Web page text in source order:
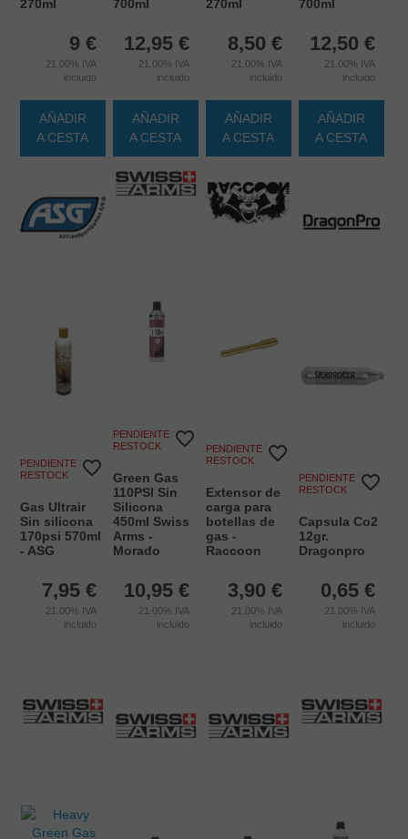
270ml
9 €
21.00% IVA
incluido
AÑADIR
A CESTA
700ml
12,95 €
21.00% IVA
incluido
AÑADIR
A CESTA
270ml
8,50 €
21.00% IVA
incluido
AÑADIR
A CESTA
700ml
12,50 €
21.00% IVA
incluido
AÑADIR
A CESTA
PENDIENTE DE
RESTOCK
Gas Ultrair
Sin silicona
170psi 570ml
- ASG
7,95 €
21.00% IVA
incluido
PENDIENTE DE
RESTOCK
Green Gas
110PSI Sin
Silicona
450ml Swiss
Arms -
Morado
10,95 €
21.00% IVA
incluido
PENDIENTE DE
RESTOCK
Extensor de
carga para
botellas de
gas -
Raccoon
3,90 €
21.00% IVA
incluido
PENDIENTE DE
RESTOCK
Capsula Co2
12gr.
Dragonpro
0,65 €
21.00% IVA
incluido